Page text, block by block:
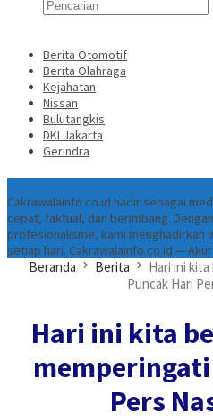
Berita Otomotif
Berita Olahraga
Kejahatan
Nissan
Bulutangkis
DKI Jakarta
Gerindra
Cakrawalainfo.co.id hadir sebagai
cepat, faktual, dan berimbang.
profesionalisme, kami menghadirkan
setiap hari. Cakrawalainfo.co.id —
Beranda Berita
Hari ini
Puncak Hari
Hari ini kita
Pers